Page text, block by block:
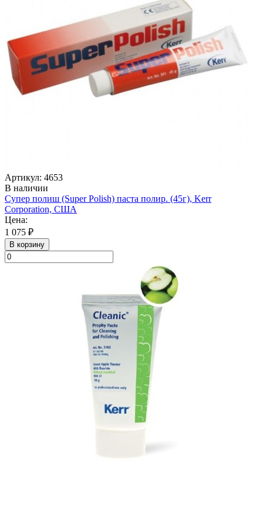
Артикул: 4653
В наличии
Супер полиш (Super Polish) паста полир. (45г), Kerr
Corporation, США
Цена:
1 075 ₽
В корзину